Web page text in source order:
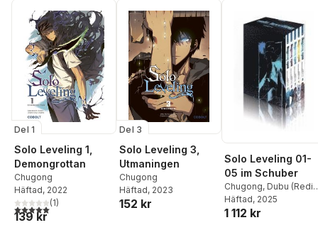
Del 1
Solo Leveling 1,
Demongrottan
Chugong
Häftad, 2022
5,0utav 5 stjärnor. Totalt antal röster:
(1)
139 kr
Del 3
Solo Leveling 3,
Utmaningen
Chugong
Häftad, 2023
152 kr
Solo Leveling 01-
05 im Schuber
Chugong, Dubu
Studio),H-Goon
Häftad, 2025
1 112 kr